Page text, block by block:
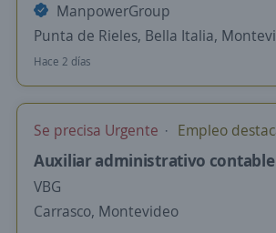
ManpowerGroup
Punta de Rieles, Bella Italia,
Hace 2 días
Se precisa Urgente Empleo
Auxiliar administrativo contable
VBG
Carrasco, Montevideo